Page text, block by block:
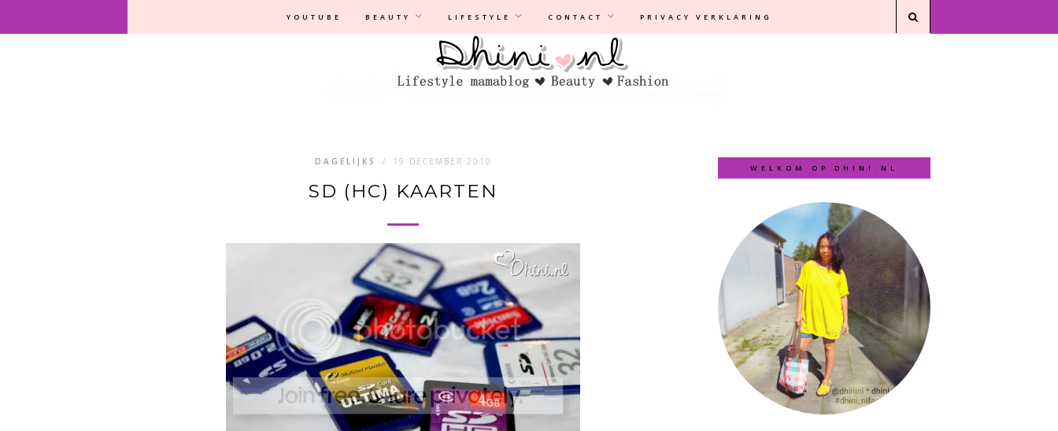
YOUTUBE BEAUTY LIFESTYLE CONTACT PRIVACY VERKLARING
Privacyverklaring |Disclaimer
DAGELIJKS / 19 DECEMBER 2010
SD (HC) KAARTEN
WELKOM OP DHINI.NL